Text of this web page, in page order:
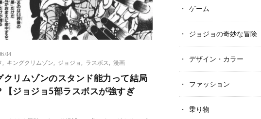
キングクリムゾン ジョジョ ラスボス ,漫画
クリムゾンのスタンド能力って結局
【ジョジョ5部ラスボスが強すぎ
ゲーム
ジョジョの奇妙な冒険
デザイン・カラー
ファッション
乗り物